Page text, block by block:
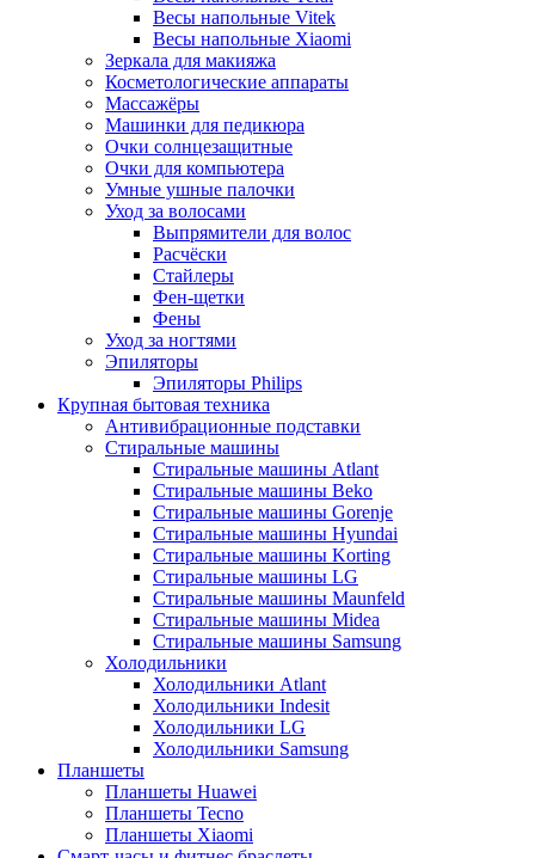
Весы напольные Vitek
Весы напольные Xiaomi
Зеркала для макияжа
Косметологические аппараты
Массажёры
Машинки для педикюра
Очки cолнцезащитные
Очки для компьютера
Умные ушные палочки
Уход за волосами
Выпрямители для волос
Расчёски
Стайлеры
Фен-щетки
Фены
Уход за ногтями
Эпиляторы
Эпиляторы Philips
Крупная бытовая техника
Антивибрационные подставки
Стиральные машины
Стиральные машины Atlant
Стиральные машины Beko
Стиральные машины Gorenje
Стиральные машины Hyundai
Стиральные машины Korting
Стиральные машины LG
Стиральные машины Maunfeld
Стиральные машины Midea
Стиральные машины Samsung
Холодильники
Холодильники Atlant
Холодильники Indesit
Холодильники LG
Холодильники Samsung
Планшеты
Планшеты Huawei
Планшеты Tecno
Планшеты Xiaomi